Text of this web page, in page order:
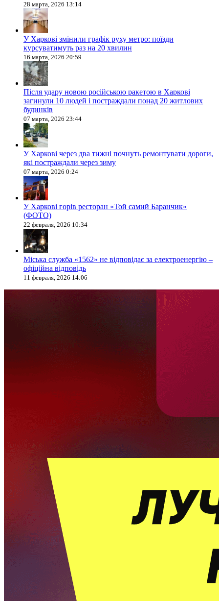
28 марта, 2026 13:14
У Харкові змінили графік руху метро: поїзди
курсуватимуть раз на 20 хвилин
16 марта, 2026 20:59
Після удару новою російською ракетою в Харкові
загинули 10 людей і постраждали понад 20 житлових
будинків
07 марта, 2026 23:44
У Харкові через два тижні почнуть ремонтувати дороги,
які постраждали через зиму
07 марта, 2026 0:24
У Харкові горів ресторан «Той самий Баранчик»
(ФОТО)
22 февраля, 2026 10:34
Міська служба «1562» не відповідає за електроенергію –
офіційна відповідь
11 февраля, 2026 14:06